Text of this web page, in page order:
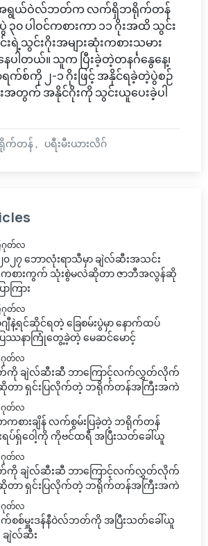
အရွယ်ဝဲလ်ဘတ်က လက်ရှိဘရိုက်တန်
ပါဝင်ကစားကာ ၁၁ ဂိုးအထိ သွင်း
ရဲ့သွင်းဂိုးအများဆုံးကစားသမား
ပါတယ်။ သူက ပြီးခဲ့တဲ့တနင်္ဂနွေနေ့၊
က်စ်ကို ၂-၁ ဂိုးဖြင့် အနိုင်ရခဲ့တဲ့ပွဲစဉ်
တွက် အနိုင်ဂိုးကို သွင်းယူပေးခဲ့ပါ
က်တန် ပရီးမီးယားလိဂ်
ဂုတ်လ
၀၂၇ ဘောလုံးရာသီမှာ ချဲလ်ဆီးအသင်း
ားကွက် သုံးစွဲမလဲဆိုတာ ဇာဘီအလွန်ဆို
ကြား
ဂုတ်လ
နဲ့ရင်ဆိုင်ရတဲ့ ခြေစမ်းပွဲမှာ နောက်ထပ်
ြဿနာကြုံတွေ့ခဲ့တဲ့ မေဆင်မောင့်
ဂုတ်လ
ချဲလ်ဆီးဆီ ဘာကြောင့်လက်လွှတ်လိုက်
ာ ရှင်းပြလိုက်တဲ့ ဘရိုက်တန်အကြီးအကဲ
ဂုတ်လ
ကစားချိန် လက်စွမ်းပြခဲ့တဲ့ ဘရိုက်တန်
ရပ်ရှ်ဝေါ့ကို ကိုဗင်ထရီ အပြီးသတ်ခေါ်ယူ
ဂုတ်လ
ချဲလ်ဆီးဆီ ဘာကြောင့်လက်လွှတ်လိုက်
ာ ရှင်းပြလိုက်တဲ့ ဘရိုက်တန်အကြီးအကဲ
ဂုတ်လ
က်စစ်မှူးဒန်နီဝဲလ်ဘတ်ကို အပြီးသတ်ခေါ်ယူ
ျဲလ်ဆီး